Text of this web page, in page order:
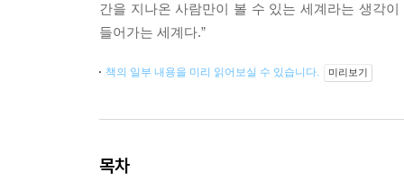
간을 지나온 사람만이 볼 수 있는 세계라는 생각
들어가는 세계다.”
책의 일부 내용을 미리 읽어보실 수 있습니다. 미리보기
목차